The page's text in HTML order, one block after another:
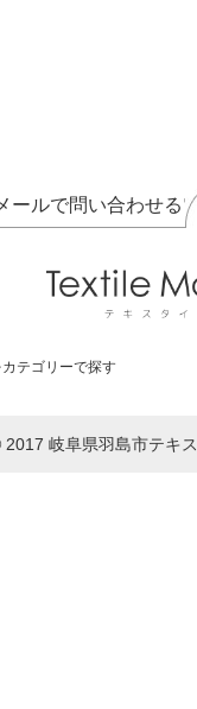
ールで問い合わせる
テゴリーで探す
岐阜県羽島市テキ